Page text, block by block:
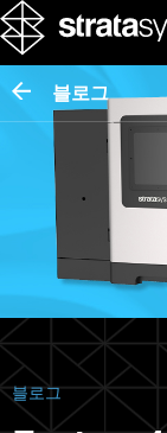
블로그
블로그